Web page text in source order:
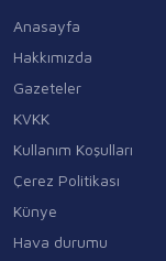
Anasayfa
Hakkımızda
Gazeteler
KVKK
Kullanım Koşulları
Çerez Politikası
Künye
Hava durumu